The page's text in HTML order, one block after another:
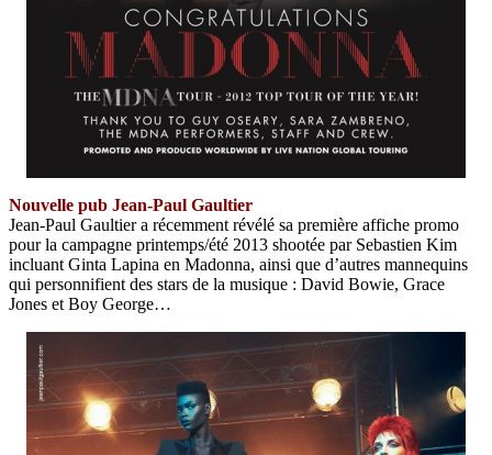
Nouvelle pub Jean-Paul Gaultier
Jean-Paul Gaultier a récemment révélé sa première affiche promo
pour la campagne printemps/été 2013 shootée par Sebastien Kim
incluant Ginta Lapina en Madonna, ainsi que d’autres mannequins
qui personnifient des stars de la musique : David Bowie, Grace
Jones et Boy George…